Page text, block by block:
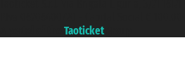
Taoticket